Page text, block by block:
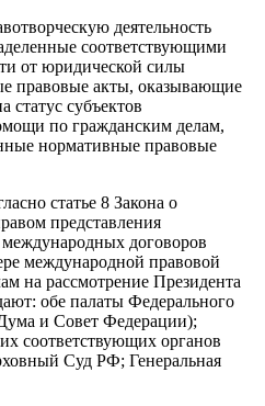
деятельность
соответствующими
от юридической силы
правовые акты, оказывающие
статус субъектов
по гражданским делам,
нормативные правовые
статье 8 Закона о
представления
договоров
международной правовой
на рассмотрение Президента
обе палаты Федерального
и Совет Федерации);
соответствующих органов
Суд РФ; Генеральная